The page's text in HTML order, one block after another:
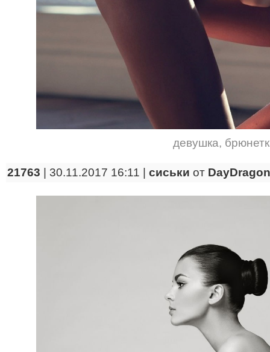
девушка,
21763 | 30.11.2017 16:11 | сиськи от DayDragon